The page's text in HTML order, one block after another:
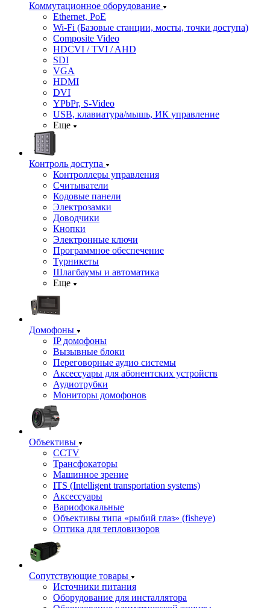
Коммутационное оборудование
Ethernet, PoE
Wi-Fi (Базовые станции, мосты, точки доступа)
Composite Video
HDCVI / TVI / AHD
SDI
VGA
HDMI
DVI
YPbPr, S-Video
USB, клавиатура/мышь, ИК управление
Еще
Контроль доступа
Контроллеры управления
Считыватели
Кодовые панели
Электрозамки
Доводчики
Кнопки
Электронные ключи
Программное обеспечение
Турникеты
Шлагбаумы и автоматика
Еще
Домофоны
IP домофоны
Вызывные блоки
Переговорные аудио системы
Аксессуары для абонентских устройств
Аудиотрубки
Мониторы домофонов
Объективы
CCTV
Трансфокаторы
Машинное зрение
ITS (Intelligent transportation systems)
Аксессуары
Вариофокальные
Объективы типа «рыбий глаз» (fisheye)
Оптика для тепловизоров
Сопутствующие товары
Источники питания
Оборудование для инсталлятора